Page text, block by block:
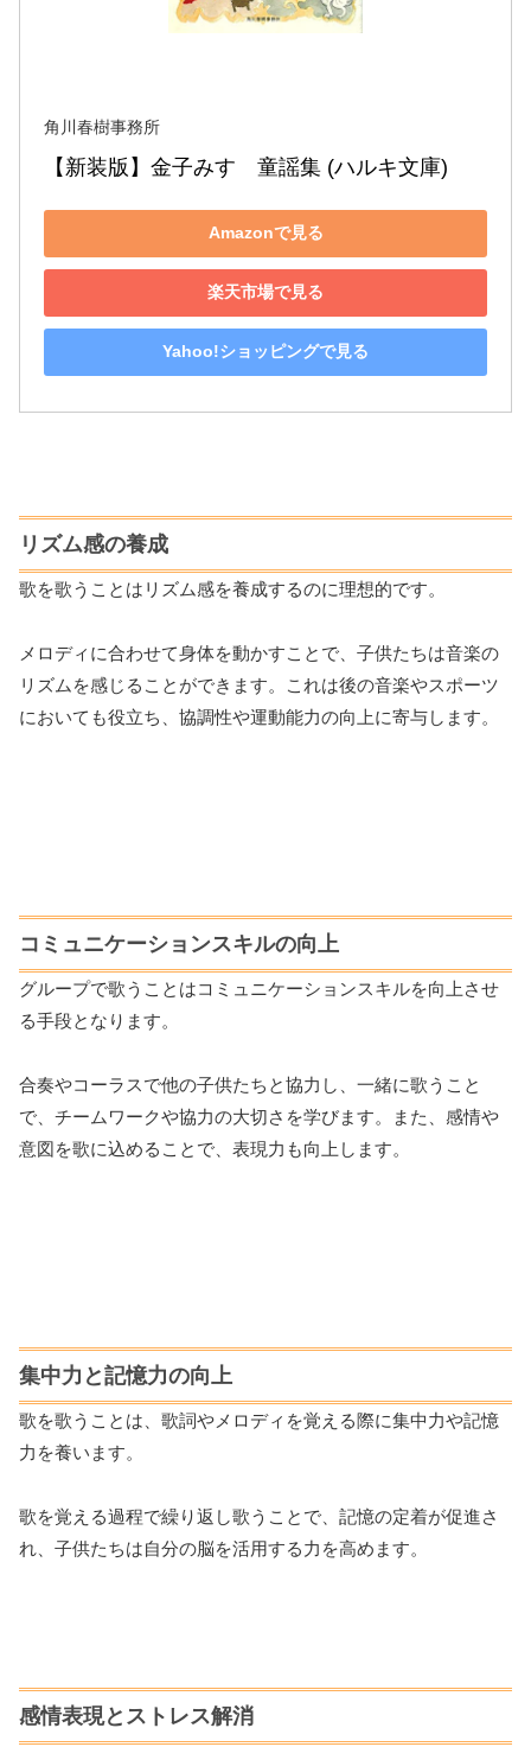
角川春樹事務所
【新装版】金子みすゞ童謡集 (ハルキ文庫)
Amazonで見る
楽天市場で見る
Yahoo!ショッピングで見る
リズム感の養成
歌を歌うことはリズム感を養成するのに理想的です。
メロディに合わせて身体を動かすことで、子供たちは音楽の
リズムを感じることができます。これは後の音楽やスポーツ
においても役立ち、協調性や運動能力の向上に寄与します。
コミュニケーションスキルの向上
グループで歌うことはコミュニケーションスキルを向上させ
る手段となります。
合奏やコーラスで他の子供たちと協力し、一緒に歌うこと
で、チームワークや協力の大切さを学びます。また、感情や
意図を歌に込めることで、表現力も向上します。
集中力と記憶力の向上
歌を歌うことは、歌詞やメロディを覚える際に集中力や記憶
力を養います。
歌を覚える過程で繰り返し歌うことで、記憶の定着が促進さ
れ、子供たちは自分の脳を活用する力を高めます。
感情表現とストレス解消